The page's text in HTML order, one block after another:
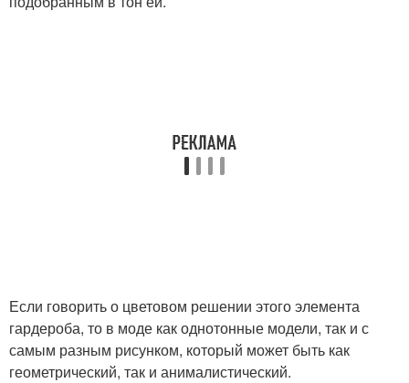
Если говорить о цветовом решении этого элемента
гардероба, то в моде как однотонные модели, так и с
самым разным рисунком, который может быть как
геометрический, так и анималистический.